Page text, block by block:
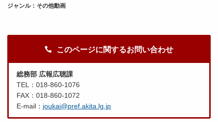
ジャンル：その他動画
このページに関するお問い合わせ
総務部 広報広聴課
TEL：018-860-1076
FAX：018-860-1072
E-mail： joukai@pref.akita.lg.jp